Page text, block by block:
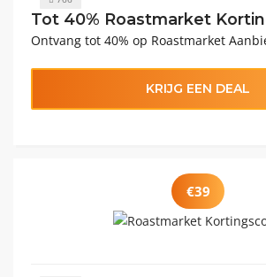
Tot 40% Roastmarket
Ontvang tot 40% op Roastmarket
KRIJG EEN DEAL
€39